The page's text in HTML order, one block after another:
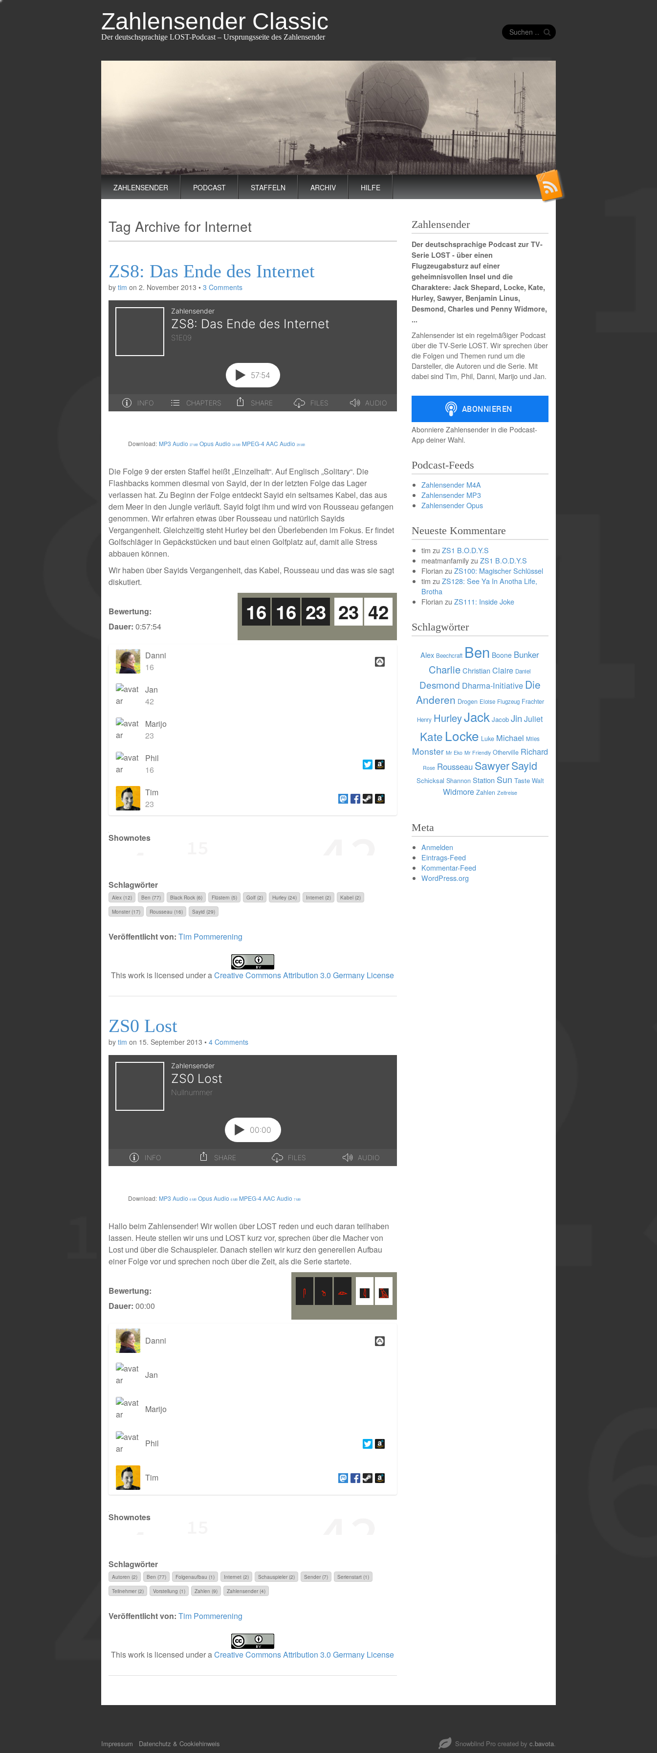
Zahlensender Classic
Der deutschsprachige LOST-Podcast – Ursprungsseite des Zahlensender
Suchen
nach:
menu
content
ZAHLENSENDER PODCAST STAFFELN ARCHIV HILFE
Tag Archive for Internet
ZS8: Das Ende des Internet
by tim on 2. November 2013 • 3 Comments
Download: MP3 Audio 27 MB Opus Audio 24 MB MPEG-4 AAC Audio 29 MB
Die Folge 9 der ersten Staffel heißt „Einzelhaft“. Auf Englisch „Solitary“. Die
Flashbacks kommen diesmal von Sayid, der in der letzten Folge das Lager
verlassen hat. Zu Beginn der Folge entdeckt Sayid ein seltsames Kabel, das aus
dem Meer in den Jungle verläuft. Sayid folgt ihm und wird von Rousseau gefangen
genommen. Wir erfahren etwas über Rousseau und natürlich Sayids
Vergangenheit. Gleichzeitig steht Hurley bei den Überlebenden im Fokus. Er findet
Golfschläger in Gepäckstücken und baut einen Golfplatz auf, damit alle Stress
abbauen können.
Wir haben über Sayids Vergangenheit, das Kabel, Rousseau und das was sie sagt
diskutiert.
Bewertung: 42
23
23
16
16
Dauer: 0:57:54
Danni
16
Jan
42
Marijo
23
Phil
16
Tim
23
Shownotes
Schlagwörter
Alex (12) Ben (77) Black Rock (6) Flüstern (5) Golf (2) Hurley (24) Internet (2)
Kabel (2)
Monster (17)
Rousseau (16) Sayid (29)
Veröffentlicht von: Tim Pommerening
This work is licensed under aCreative Commons Attribution 3.0 Germany License
ZS0 Lost
by tim on 15. September 2013 • 4 Comments
Download: MP3 Audio 6 MB Opus Audio 6 MB MPEG-4 AAC Audio 7 MB
Hallo beim Zahlensender! Wir wollen über LOST reden und euch daran teilhaben
lassen. Heute stellen wir uns und LOST kurz vor, sprechen über die Macher von
Lost und über die Schauspieler. Danach stellen wir kurz den generellen Aufbau
einer Folge vor und sprechen noch über die Zeit, als die Serie startete.
Bewertung:
Dauer: 00:00
Danni
Jan
Marijo
Phil
Tim
Shownotes
Schlagwörter
Autoren (2) Ben (77) Folgenaufbau (1) Internet (2) Schauspieler (2) Sender (7)
Serienstart (1)
Teilnehmer (2)
Vorstellung (1) Zahlen (9) Zahlensender (4)
Veröffentlicht von: Tim Pommerening
This work is licensed under aCreative Commons Attribution 3.0 Germany License
Zahlensender
Der deutschsprachige Podcast zur TV-
Serie LOST - über einen
Flugzeugabsturz auf einer
geheimnisvollen Insel und die
Charaktere: Jack Shepard, Locke, Kate,
Hurley, Sawyer, Benjamin Linus,
Desmond, Charles und Penny Widmore,
...
Zahlensender ist ein regelmäßiger Podcast
über die TV-Serie LOST. Wir sprechen über
die Folgen und Themen rund um die
Darsteller, die Autoren und die Serie. Mit
dabei sind Tim, Phil, Danni, Marijo und Jan.
Abonniere Zahlensender in die Podcast-
App deiner Wahl.
Podcast-Feeds
Zahlensender M4A
Zahlensender MP3
Zahlensender Opus
Neueste Kommentare
tim zu ZS1 B.O.D.Y.S
meatmanfamilyzu ZS1 B.O.D.Y.S
Florian zu ZS100: Magischer Schlüssel
tim zu ZS128: See Ya In Anotha Life,
Brotha
Florian zu ZS111: Inside Joke
Schlagwörter
Alex Beechcraft Ben Boone Bunker
Charlie Christian Claire Daniel
Desmond Dharma-Initiative Die
Anderen Drogen Eloise Flugzeug Frachter
Henry HurleyJack Jacob Jin Juliet
Kate Locke Luke Michael Miles
Monster Mr Eko Mr Friendly Otherville Richard
Rose Rousseau SawyerSayid
Schicksal Shannon Station Sun Taste Walt
Widmore Zahlen Zeitreise
Meta
Anmelden
Eintrags-Feed
Kommentar-Feed
WordPress.org
Impressum Datenchutz & Cookiehinweis Snowblind Pro created by c.bavota.